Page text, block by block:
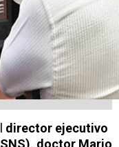
director ejecutivo
doctor Mario